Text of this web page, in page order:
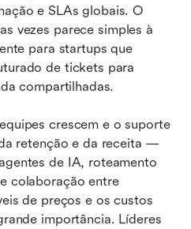
vezes parece simples à
para startups que
de tickets para
compartilhadas.
crescem e o suporte
retenção e da receita —
de IA, roteamento
colaboração entre
de preços e os custos
importância. Líderes
começa a parecer
diálogo e ação em
no Lark
é melhor para sua